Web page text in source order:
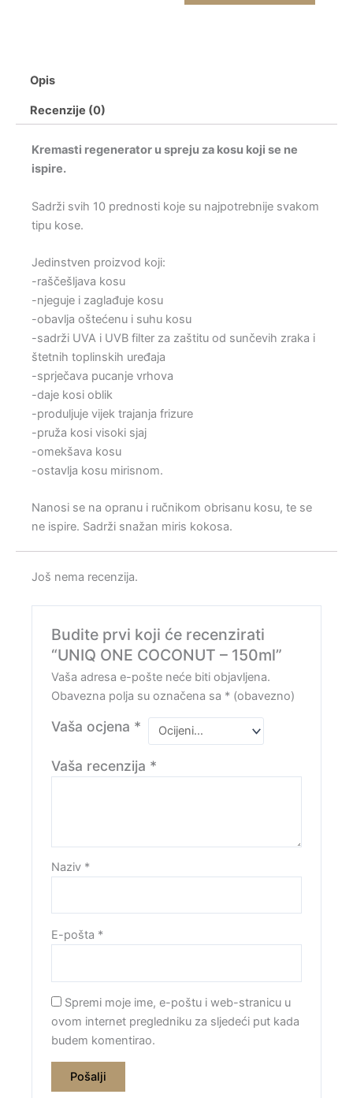
Opis
Recenzije (0)
Kremasti regenerator u spreju za kosu koji se ne
ispire.
Sadrži svih 10 prednosti koje su najpotrebnije svakom
tipu kose.
Jedinstven proizvod koji:
-raščešljava kosu
-njeguje i zaglađuje kosu
-obavlja oštećenu i suhu kosu
-sadrži UVA i UVB filter za zaštitu od sunčevih zraka i
štetnih toplinskih uređaja
-sprječava pucanje vrhova
-daje kosi oblik
-produljuje vijek trajanja frizure
-pruža kosi visoki sjaj
-omekšava kosu
-ostavlja kosu mirisnom.
Nanosi se na opranu i ručnikom obrisanu kosu, te se
ne ispire. Sadrži snažan miris kokosa.
Još nema recenzija.
Budite prvi koji će recenzirati
“UNIQ ONE COCONUT – 150ml”
Vaša adresa e-pošte neće biti objavljena.
Obavezna polja su označena sa * (obavezno)
Vaša ocjena *
Vaša recenzija *
Naziv *
E-pošta *
Spremi moje ime, e-poštu i web-stranicu u
ovom internet pregledniku za sljedeći put kada
budem komentirao.